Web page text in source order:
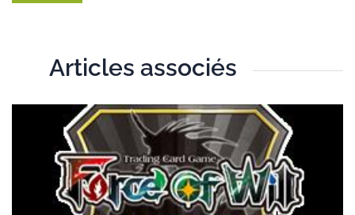
Articles associés